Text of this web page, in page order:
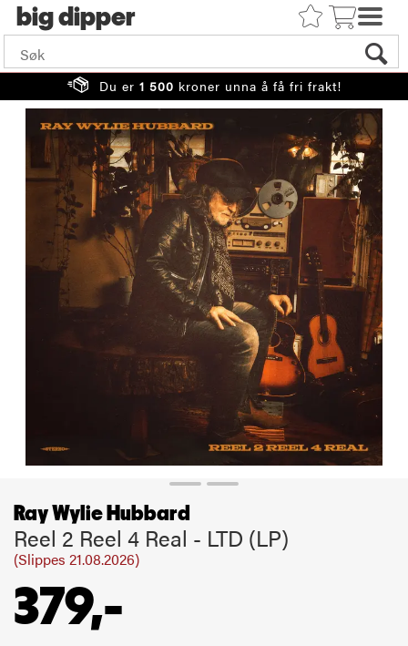
big
Du er 1 500 kroner unna å få fri frakt!
Ray Wylie Hubbard
Reel 2 Reel 4 Real - LTD (LP)
(Slippes 21.08.2026)
379,-